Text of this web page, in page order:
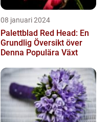
08 januari 2024
Palettblad Red Head: En
Grundlig Översikt över
Denna Populära Växt